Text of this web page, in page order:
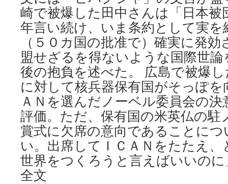
崎で被爆した田中さんは「日本被
年言い続け、いま条約として実
（５０カ国の批准で）確実に発
盟せざるを得ないような国際世
後の抱負を述べた。 広島で被爆
に対して核兵器保有国がそっぽ
ＡＮを選んだノーベル委員会の
評価。ただ、保有国の米英仏の駐
賞式に欠席の意向であることに
い。出席してＩＣＡＮをたたえ
世界をつくろうと言えばいいの
全文